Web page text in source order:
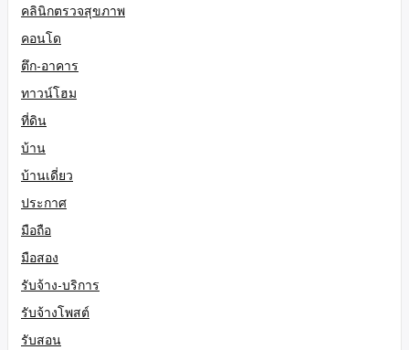
คลินิกตรวจสุขภาพ
คอนโด
ตึก-อาคาร
ทาวน์โฮม
ที่ดิน
บ้าน
บ้านเดี่ยว
ประกาศ
มือถือ
มือสอง
รับจ้าง-บริการ
รับจ้างโพสต์
รับสอน